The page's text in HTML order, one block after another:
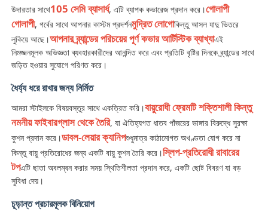
কাঠের হ্যান্ডেলের ছাতা
ইউভি প্রতিরোধী ছাতা
বাচ্চাদের ছাতা
সৈকত ছাতা
সৃজনশীল ছাতা
উদারতার সাথে105 সেমি ব্যাসার্ধ, এটি ব্যাপক কভারেজ প্রদান করে।গোলাপী
গোলাপী, গর্বের সাথে আপনার কাস্টম প্রদর্শনমুদ্রিত লোগোকিন্তু আসল যাদু ভিতরে
লুকিয়ে আছে।আপনার ব্র্যান্ডের পরিচয়ের পূর্ণ কভার আর্টিস্টিক ব্যাখ্যাএই
নিমজ্জনমূলক অভিজ্ঞতা ব্যবহারকারীদের আনন্দিত করে এবং প্রতিটি বৃষ্টির দিনকে ব্র্যান্ডের সাথে
জড়িত হওয়ার সুযোগে পরিণত করে।
ধৈর্য্য ধরে রাখার জন্য নির্মিত
আমরা স্টাইলকে বিষয়বস্তুর সাথে একত্রিত করি।বায়ুরোধী ফ্রেমটি শক্তিশালী কিন্তু
নমনীয় ফাইবারগ্লাস থেকে তৈরি, যা ঐতিহ্যগত ধাতব পাঁজরের ভাঙ্গার বিরুদ্ধে সুরক্ষা
কুশন প্রদান করে।ডাবল-লেয়ার ক্যানিপশুধুমাত্র কাঠামোগত অখণ্ডতা যোগ করে না
কিন্তু বায়ু প্রতিরোধের জন্য একটি বায়ু কুশন তৈরি করে।স্লিপ-প্রতিরোধী রাবারের
টপএটি ছাতা অবলম্বন করার সময় স্থিতিশীলতা প্রদান করে, একটি ছোট বিবরণ যা বড়
সুবিধা দেয়।
চূড়ান্ত প্রচারমূলক বিনিয়োগ